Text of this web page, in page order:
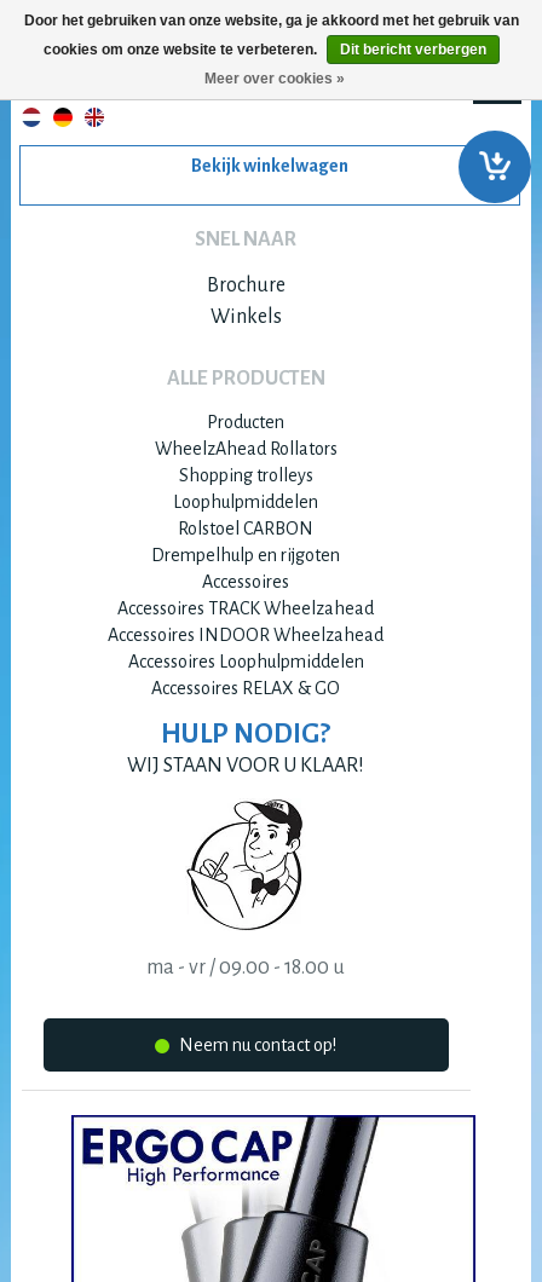
Bekijk winkelwagen
SNEL NAAR
Brochure
Winkels
ALLE PRODUCTEN
Producten
WheelzAhead Rollators
Shopping trolleys
Loophulpmiddelen
Rolstoel CARBON
Drempelhulp en rijgoten
Accessoires
Accessoires TRACK Wheelzahead
Accessoires INDOOR Wheelzahead
Accessoires Loophulpmiddelen
Accessoires RELAX & GO
HULP NODIG?
WIJ STAAN VOOR U KLAAR!
ma - vr / 09.00 - 18.00 u
Neem nu contact op!
Door het gebruiken van onze website, ga je akkoord met het gebruik van
cookies om onze website te verbeteren.
Dit bericht verbergen
Meer over cookies »